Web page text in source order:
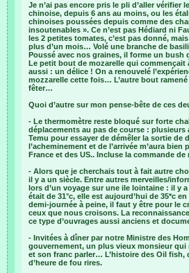
Je n’ai pas encore pris le pli d’aller
chinoise, depuis 6 ans au moins, ou les
chinoises poussées depuis comme des
insoutenables ». Ce n’est pas Hédiard ni
les 2 petites tomates, c’est pas donné,
plus d’un mois… Volé une branche de
Poussé avec nos graines, il forme un bush
Le petit bout de mozarelle qui
aussi : un délice ! On a renouvelé
mozzarelle cette fois… L’autre bout
fêter…
Quoi d’autre sur mon pense-bête de ces
- Le thermomètre reste bloqué sur forte
déplacements au pas de course : plusieurs
Temu pour essayer de démêler la sortie de
l’acheminement et de l’arrivée m’aura
France et des US.. Incluse la commande
- Alors que je cherchais tout à fait autre
il y a un siècle. Entre autres merveilles/
lors d’un voyage sur une ile lointaine : il y
était de 31°c, elle est aujourd’hui de 35*c
demi-journée à peine, il faut y être pour le
ceux que nous croisons. La
ce type d’ouvrages aussi anciens et
- Invitées à dîner par notre Ministre des
gouvernement, un plus vieux monsieur qui
et son franc parler… L’histoire des Oil
d’heure de fou rires.